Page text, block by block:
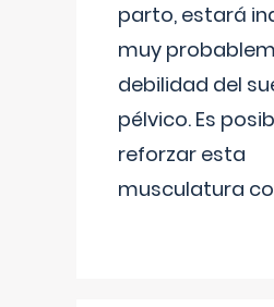
parto, estará
muy
debilidad del
pélvico. Es
reforzar esta
musculatura